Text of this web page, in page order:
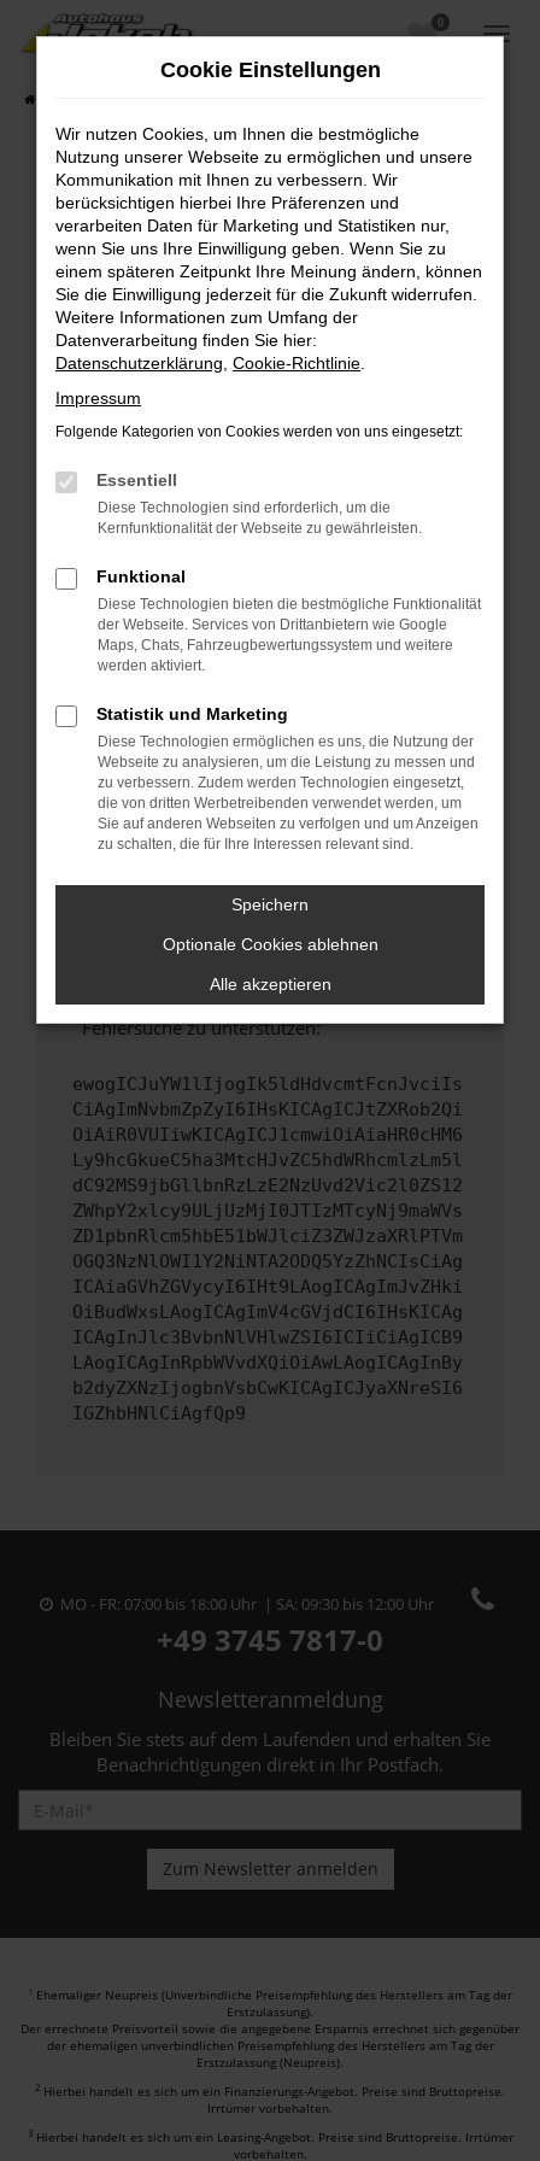
Zum
Hauptinhalt
0
Fehler: Network Error
Beim Laden ist ein Fehler aufgetreten.
Hier sind ein paar Tipps, die dir helfen können:
Überprüfe deine Firewall und deine
Internetverbindung.
Laden andere Webseiten, zum Beispiel deine
Suchmaschine?
Prüfe deine Browsererweiterungen.
Manche Erweiterungen, wie Werbeblocker,
können das Laden bestimmter Seiten
verhindern. Funktioniert die Seite in einem
Fenster?
Starte dein Gerät neu.
Das kann manchmal helfen, vorübergehende
Probleme zu beheben.
Betriebssystem auf dem neuesten Stand
sind.
Veraltete Software birgt nicht nur ein
Sicherheitsrisiko, sondern kann auch dazu
führen, dass bestimmte Funktionen nicht mehr
unterstützt werden.
Wende dich an den Webseitenbetreiber.
Wenn du alle oben genannten Schritte versucht
hast, kontaktiere uns bitte. Wir werden
versuchen, das Problem zu beheben. Du kannst
uns diesen Text schicken, um uns bei der
Fehlersuche zu unterstützen:
ewogICJuYW1lIjogIk5ldHdvcmtFcnJvciIs
CiAgImNvbmZpZyI6IHsKICAgICJtZXRob2Qi
OiAiR0VUIiwKICAgICJ1cmwiOiAiaHR0cHM6
Ly9hcGkueC5ha3MtcHJvZC5hdWRhcmlzLm5l
dC92MS9jbGllbnRzLzE2NzUvd2Vic2l0ZS12
ZWhpY2xlcy9ULjUzMjI0JTIzMTcyNj9maWVs
ZD1pbnRlcm5hbE51bWJlciZ3ZWJzaXRlPTVm
OGQ3NzNlOWI1Y2NiNTA2ODQ5YzZhNCIsCiAg
ICAiaGVhZGVycyI6IHt9LAogICAgImJvZHki
OiBudWxsLAogICAgImV4cGVjdCI6IHsKICAg
ICAgInJlc3BvbnNlVHlwZSI6ICIiCiAgICB9
LAogICAgInRpbWVvdXQiOiAwLAogICAgInBy
b2dyZXNzIjogbnVsbCwKICAgICJyaXNreSI6
IGZhbHNlCiAgfQp9
MO - FR: 07:00 bis 18:00 Uhr | SA: 09:30 bis 12:00 Uhr
+49 3745 7817-0
Newsletteranmeldung
Bleiben Sie stets auf dem Laufenden und erhalten Sie
Benachrichtigungen direkt in Ihr Postfach.
1 Ehemaliger Neupreis (Unverbindliche Preisempfehlung des Herstellers am Tag der
Erstzulassung).
Der errechnete Preisvorteil sowie die angegebene Ersparnis errechnet sich gegenüber
der ehemaligen unverbindlichen Preisempfehlung des Herstellers am Tag der
Erstzulassung (Neupreis).
2 Hierbei handelt es sich um ein Finanzierungs-Angebot. Preise sind Bruttopreise.
Irrtümer vorbehalten.
3 Hierbei handelt es sich um ein Leasing-Angebot. Preise sind Bruttopreise. Irrtümer
vorbehalten.
Cookie Einstellungen
Wir nutzen Cookies, um Ihnen die bestmögliche
Nutzung unserer Webseite zu ermöglichen und unsere
Kommunikation mit Ihnen zu verbessern. Wir
berücksichtigen hierbei Ihre Präferenzen und
verarbeiten Daten für Marketing und Statistiken nur,
wenn Sie uns Ihre Einwilligung geben. Wenn Sie zu
einem späteren Zeitpunkt Ihre Meinung ändern, können
Sie die Einwilligung jederzeit für die Zukunft widerrufen.
Weitere Informationen zum Umfang der
Datenverarbeitung finden Sie hier:
Datenschutzerklärung Cookie-Richtlinie
Impressum
Folgende Kategorien von Cookies werden von uns eingesetzt:
Essentiell
Diese Technologien sind erforderlich, um die
Kernfunktionalität der Webseite zu gewährleisten.
Funktional
Diese Technologien bieten die bestmögliche Funktionalität
der Webseite. Services von Drittanbietern wie Google
Maps, Chats, Fahrzeugbewertungssystem und weitere
werden aktiviert.
Statistik und Marketing
Diese Technologien ermöglichen es uns, die Nutzung der
Webseite zu analysieren, um die Leistung zu messen und
zu verbessern. Zudem werden Technologien eingesetzt,
die von dritten Werbetreibenden verwendet werden, um
Sie auf anderen Webseiten zu verfolgen und um Anzeigen
zu schalten, die für Ihre Interessen relevant sind.
Speichern
Optionale Cookies ablehnen
Alle akzeptieren